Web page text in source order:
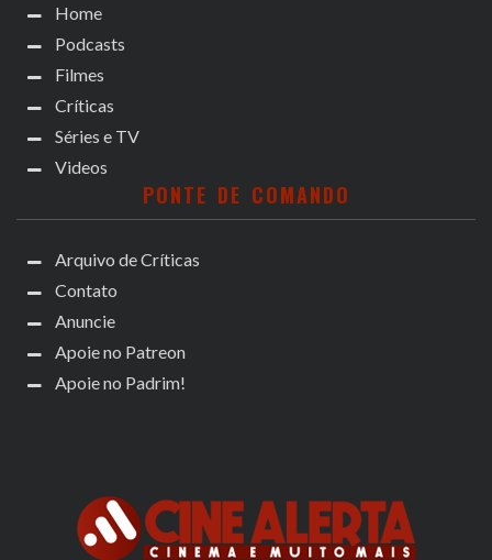
Home
Podcasts
Filmes
Críticas
Séries e TV
Videos
PONTE DE COMANDO
Arquivo de Críticas
Contato
Anuncie
Apoie no Patreon
Apoie no Padrim!